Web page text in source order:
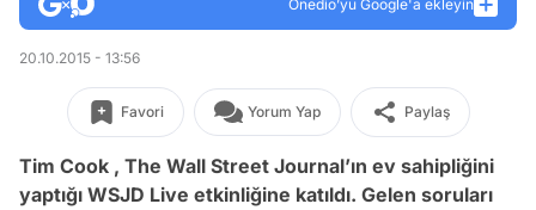
Onedio’yu Google'a ekleyin
20.10.2015 - 13:56
Favori Yorum Yap Paylaş
Tim Cook , The Wall Street Journal’ın ev sahipliğini
yaptığı WSJD Live etkinliğine katıldı. Gelen soruları